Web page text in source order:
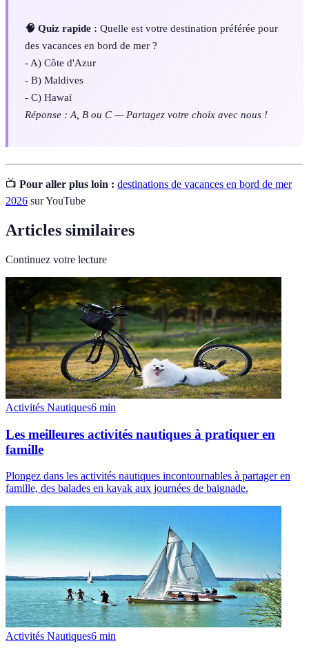
🧠 Quiz rapide : Quelle est votre destination préférée pour
des vacances en bord de mer ?
- A) Côte d'Azur
- B) Maldives
- C) Hawaï
Réponse : A, B ou C — Partagez votre choix avec nous !
📺 Pour aller plus loin : destinations de vacances en bord de mer
2026 sur YouTube
Articles similaires
Continuez votre lecture
Activités Nautiques6 min
Les meilleures activités nautiques à pratiquer en
famille
Plongez dans les activités nautiques incontournables à partager en
famille, des balades en kayak aux journées de baignade.
Activités Nautiques6 min